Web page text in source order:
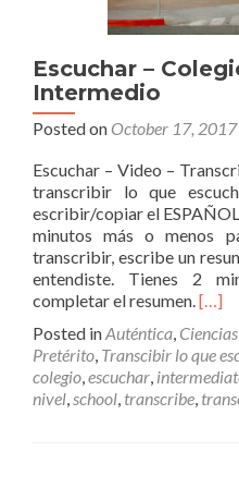
Escuchar –
Intermedio
Posted on October 17, 2017
Escuchar – Video –
transcribir lo que
escribir/copiar el
minutos más o menos
transcribir, escribe un
entendiste. Tienes 2
completar el resumen.Read
–
[…]
Posted inAuténtica, Ciencias
Pretérito, Transcibir lo que
colegio,escuchar,
nivel,school, transcribe,